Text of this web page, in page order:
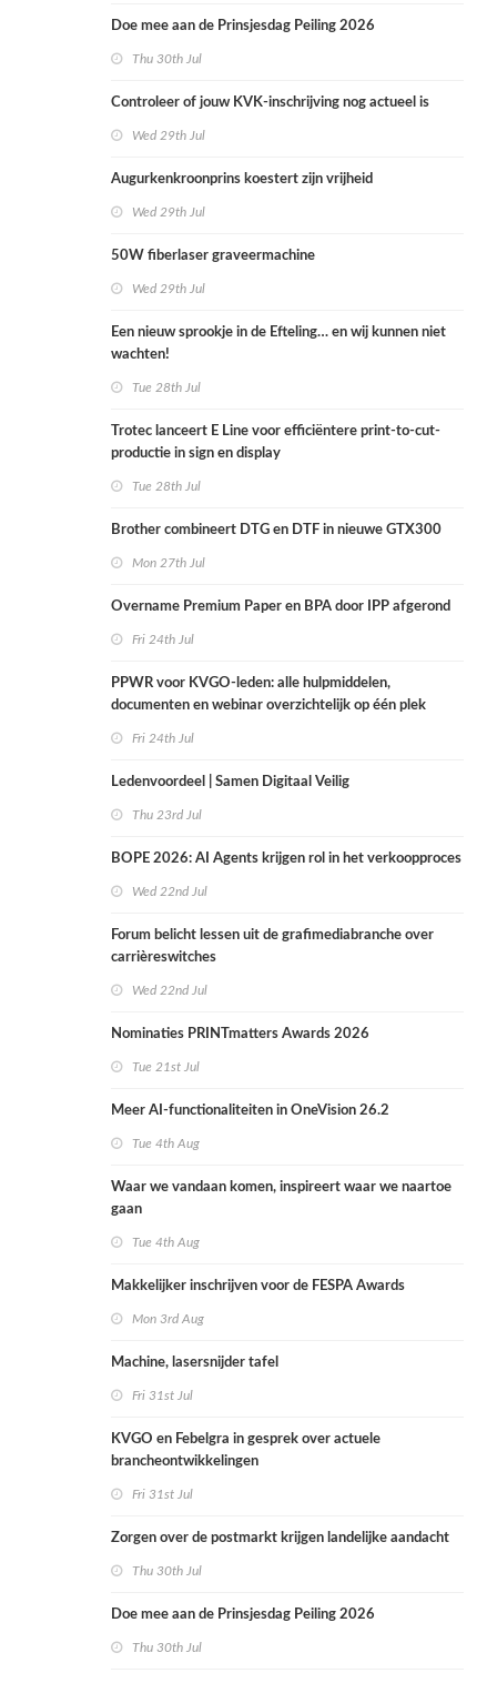
Doe mee aan de Prinsjesdag Peiling 2026
Thu 30th Jul
Controleer of jouw KVK-inschrijving nog actueel is
Wed 29th Jul
Augurkenkroonprins koestert zijn vrijheid
Wed 29th Jul
50W fiberlaser graveermachine
Wed 29th Jul
Een nieuw sprookje in de Efteling… en wij kunnen niet
wachten!
Tue 28th Jul
Trotec lanceert E Line voor efficiëntere print-to-cut-
productie in sign en display
Tue 28th Jul
Brother combineert DTG en DTF in nieuwe GTX300
Mon 27th Jul
Overname Premium Paper en BPA door IPP afgerond
Fri 24th Jul
PPWR voor KVGO-leden: alle hulpmiddelen,
documenten en webinar overzichtelijk op één plek
Fri 24th Jul
Ledenvoordeel | Samen Digitaal Veilig
Thu 23rd Jul
BOPE 2026: AI Agents krijgen rol in het verkoopproces
Wed 22nd Jul
Forum belicht lessen uit de grafimediabranche over
carrièreswitches
Wed 22nd Jul
Nominaties PRINTmatters Awards 2026
Tue 21st Jul
Meer AI-functionaliteiten in OneVision 26.2
Tue 4th Aug
Waar we vandaan komen, inspireert waar we naartoe
gaan
Tue 4th Aug
Makkelijker inschrijven voor de FESPA Awards
Mon 3rd Aug
Machine, lasersnijder tafel
Fri 31st Jul
KVGO en Febelgra in gesprek over actuele
brancheontwikkelingen
Fri 31st Jul
Zorgen over de postmarkt krijgen landelijke aandacht
Thu 30th Jul
Doe mee aan de Prinsjesdag Peiling 2026
Thu 30th Jul